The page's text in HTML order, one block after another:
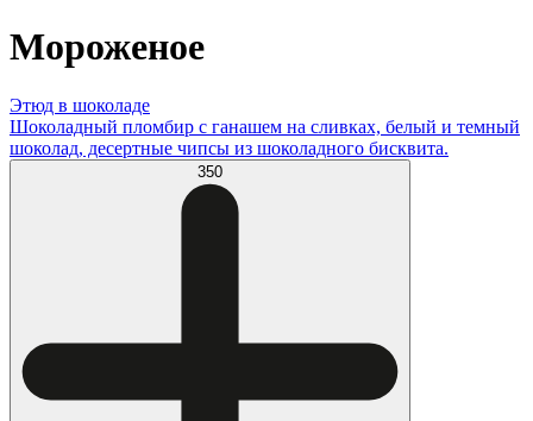
Мороженое
Этюд в шоколаде
Шоколадный пломбир с ганашем на сливках, белый и темный
шоколад, десертные чипсы из шоколадного бисквита.
350